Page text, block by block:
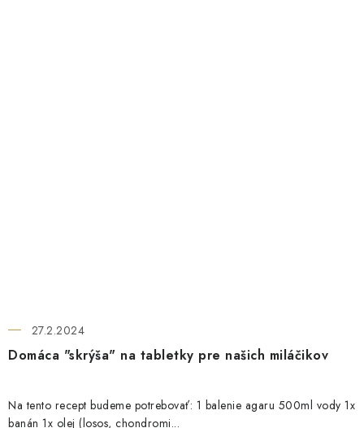
Domáca "skrýša" na tabletky pre našich miláčikov
27.2.2024
Na tento recept budeme potrebovať: 1 balenie agaru 500ml vody 1x
banán 1x olej (losos, chondromi...